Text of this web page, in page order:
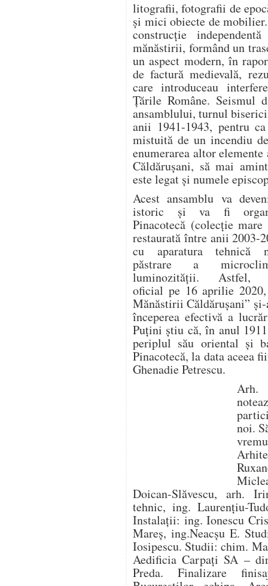
litografii, fotografii de
şi mici obiecte de
construcţie
mănăstirii, formând un
un aspect modern, în
de factură medievală,
care introduceau
Ţările Române. Seismul
ansamblului, turnul
anii 1941-1943, pentru
mistuită de un incendiu
enumerarea altor
Căldăruşani, să mai
este legat şi numele
Acest ansamblu va
istoric și va fi
Pinacotecă (colecție
restaurată între anii 2003-
cu aparatura tehnică
păstrare a
luminozității. Astfel,
oficial pe 16 aprilie 2020,
Mănăstirii Căldărușani”
începerea efectivă a
Puțini știu că, în anul
periplul său oriental și
Pinacotecă, la data aceea
Ghenadie Petrescu.
Arh.
noi.
Doican-Slăvescu, arh.
tehnic, ing. Laurențiu-
Instalații: ing. Ionescu
Mareș, ing.Neacșu E.
Iosipescu. Studii: chim.
Aedificia Carpați SA –
Preda. Finalizare